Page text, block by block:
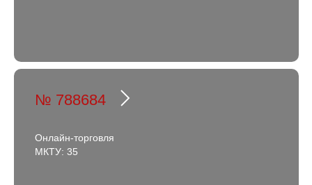
№ 788684
Онлайн-торговля
МКТУ: 35